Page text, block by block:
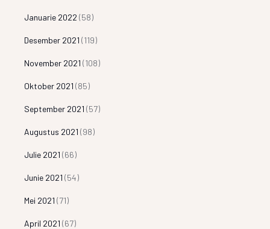
Januarie 2022 (58)
Desember 2021 (119)
November 2021 (108)
Oktober 2021 (85)
September 2021 (57)
Augustus 2021 (98)
Julie 2021 (66)
Junie 2021 (54)
Mei 2021 (71)
April 2021 (67)